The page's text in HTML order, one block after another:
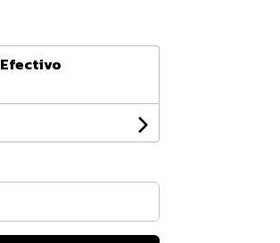
Efectivo